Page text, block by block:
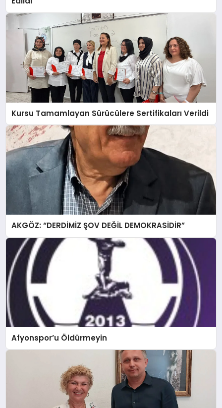
Kursu Tamamlayan Sürücülere Sertifikaları Verildi
AKGÖZ: “DERDİMİZ ŞOV DEĞİL DEMOKRASİDİR”
Afyonspor’u Öldürmeyin